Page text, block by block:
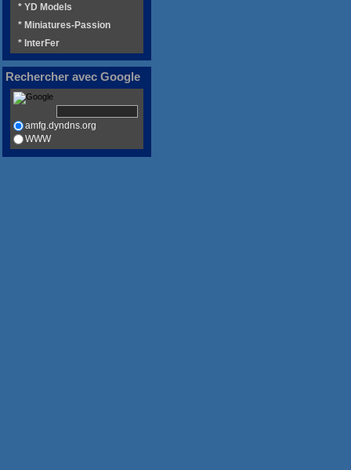
* YD Models
* Miniatures-Passion
* InterFer
Rechercher avec Google
amfg.dyndns.org
WWW